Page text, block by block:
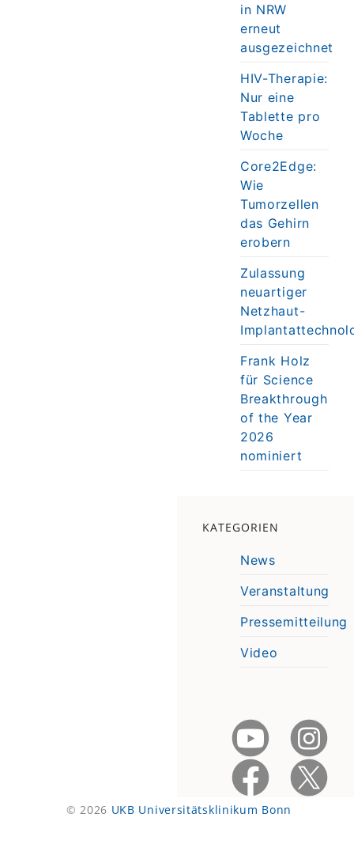
in NRW
erneut
ausgezeichnet
HIV-Therapie:
Nur eine
Tablette pro
Woche
Core2Edge:
Wie
Tumorzellen
das Gehirn
erobern
Zulassung
neuartiger
Netzhaut-
Frank Holz
für Science
Breakthrough
of the Year
2026
nominiert
KATEGORIEN
News
Veranstaltung
Pressemitteilung
Video
© 2026 UKB Universitätsklinikum Bonn